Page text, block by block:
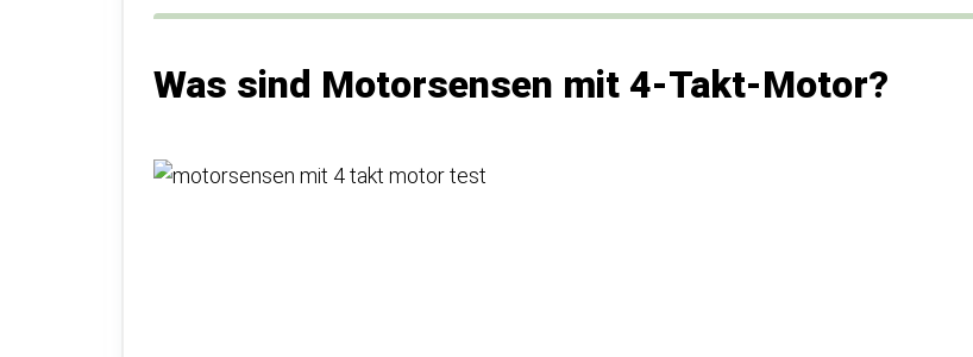
Was sind Motorsensen mit 4-Takt-Motor?